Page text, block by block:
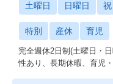
土曜日 日曜日 祝
特別 産休 育児
完全週休2日制(土曜日・
性あり、長期休暇、育児